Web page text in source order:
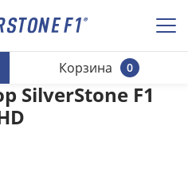
0
Корзина
SilverStone F1